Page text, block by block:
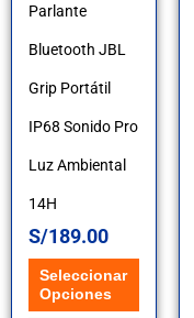
Parlante
Bluetooth JBL
Grip Portátil
IP68 Sonido Pro
Luz Ambiental
14H
S/189.00
Seleccionar
Opciones
opciones
en